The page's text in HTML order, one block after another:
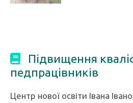
Підвищення
педпрацівників
Центр нової освіти Івана